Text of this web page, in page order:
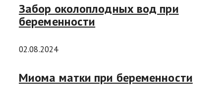
Забор околоплодных вод при
беременности
02.08.2024
Миома матки при беременности